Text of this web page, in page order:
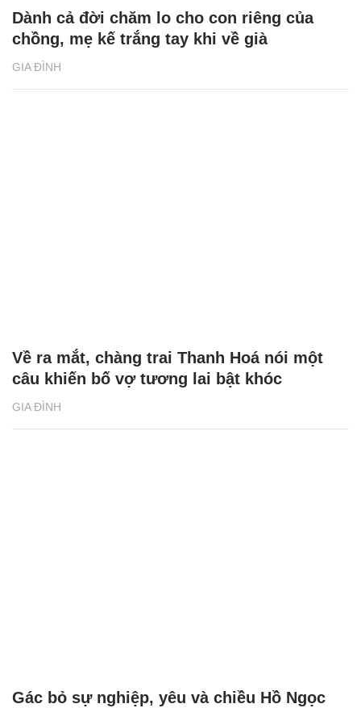
GIA ĐÌNH
Dành cả đời chăm lo cho con riêng của
chồng, mẹ kế trắng tay khi về già
GIA ĐÌNH
Về ra mắt, chàng trai Thanh Hoá nói một
câu khiến bố vợ tương lai bật khóc
Gác bỏ sự nghiệp, yêu và chiều Hồ Ngọc